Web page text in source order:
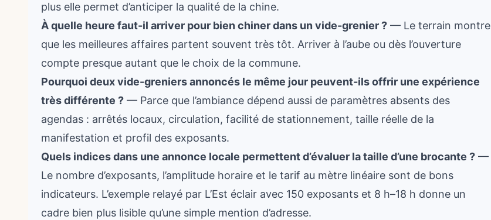
plus elle permet d’anticiper la qualité de la chine.
À quelle heure faut-il arriver pour bien chiner dans un vide-grenier ? — Le terrain montre
que les meilleures affaires partent souvent très tôt. Arriver à l’aube ou dès l’ouverture
compte presque autant que le choix de la commune.
Pourquoi deux vide-greniers annoncés le même jour peuvent-ils offrir une expérience
très différente ? — Parce que l’ambiance dépend aussi de paramètres absents des
agendas : arrêtés locaux, circulation, facilité de stationnement, taille réelle de la
manifestation et profil des exposants.
Quels indices dans une annonce locale permettent d’évaluer la taille d’une brocante ? —
Le nombre d’exposants, l’amplitude horaire et le tarif au mètre linéaire sont de bons
indicateurs. L’exemple relayé par L’Est éclair avec 150 exposants et 8 h–18 h donne un
cadre bien plus lisible qu’une simple mention d’adresse.